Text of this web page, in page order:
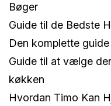
Bøger
Guide til de Bedste
Den komplette
Guide til at vælge
køkken
Hvordan Timo Kan